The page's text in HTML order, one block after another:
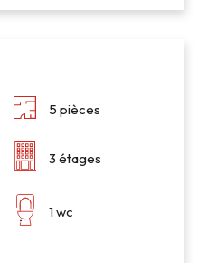
5 pièces
3 étages
1 wc